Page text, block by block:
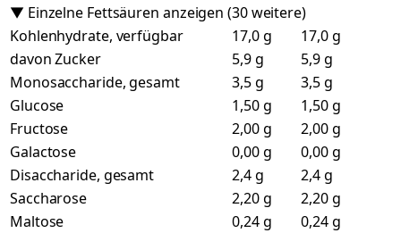
▼ Einzelne Fettsäuren anzeigen (30 weitere)
Kohlenhydrate, verfügbar
17,0 g
17,0 g
davon Zucker
5,9 g
5,9 g
Monosaccharide, gesamt
3,5 g
3,5 g
Glucose
1,50 g
1,50 g
Fructose
2,00 g
2,00 g
Galactose
0,00 g
0,00 g
Disaccharide, gesamt
2,4 g
2,4 g
Saccharose
2,20 g
2,20 g
Maltose
0,24 g
0,24 g